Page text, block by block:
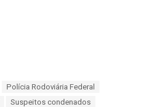
Polícia Rodoviária Federal
Suspeitos condenados